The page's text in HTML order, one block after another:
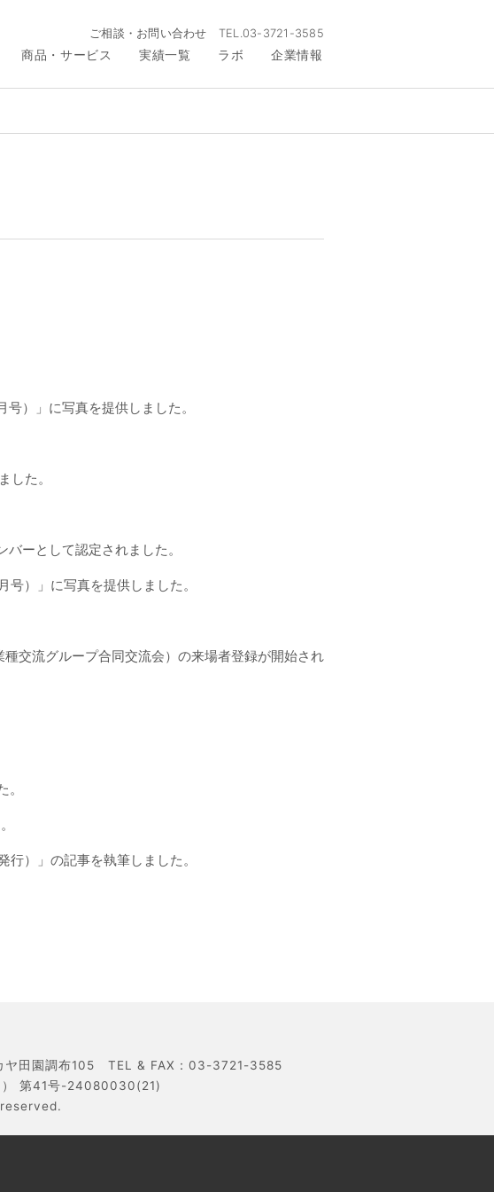
ご相談・お問い合わせ TEL.03-3721-3585
商品・サービス 実績一覧 ラボ 企業情報
）」に写真を提供しました。
した。
ーとして認定されました。
）」に写真を提供しました。
交流グループ合同交流会）の来場者登録が開始され
）」の記事を執筆しました。
ヤ田園調布105 TEL & FAX：03-3721-3585
） 第41号-24080030(21)